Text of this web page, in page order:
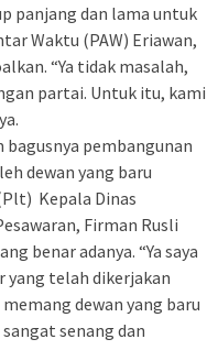
panjang dan lama untuk
Waktu (PAW) Eriawan,
“Ya tidak masalah,
partai. Untuk itu, kami
pembangunan
dewan yang baru
Kepala Dinas
Firman Rusli
benar adanya. “Ya saya
telah dikerjakan
dewan yang baru
senang dan